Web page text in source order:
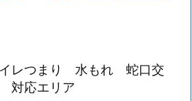
レつまり 水もれ 蛇口交
応エリア